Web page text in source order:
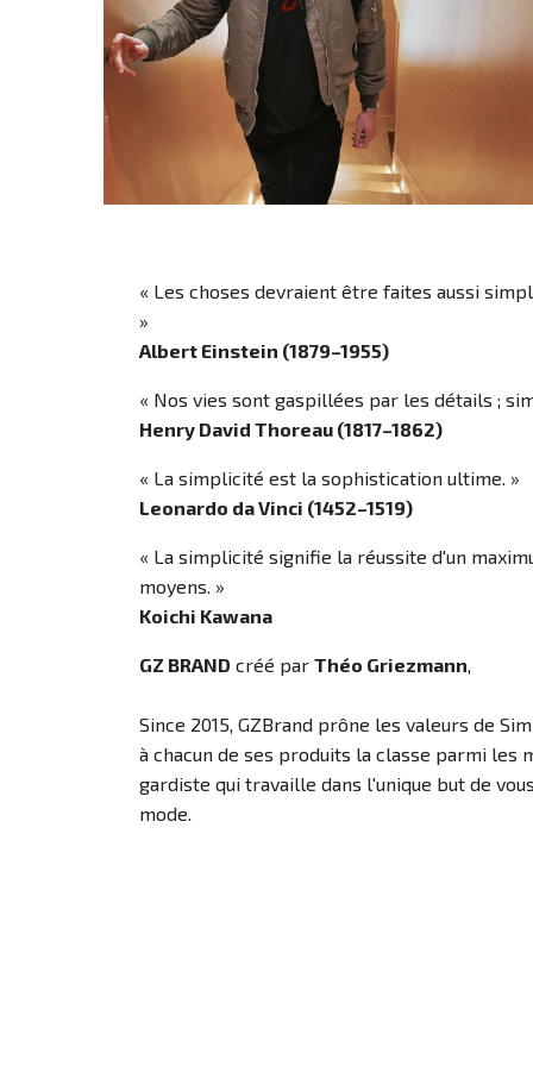
« Les choses devraient être faites aussi
»
Albert Einstein (1879–1955)
« Nos vies sont gaspillées par les détails ;
Henry David Thoreau (1817–1862)
« La simplicité est la sophistication ultime. »
Leonardo da Vinci (1452–1519)
« La simplicité signifie la réussite d'un
moyens. »
Koichi Kawana
GZ BRAND créé par Théo Griezmann,
Since 2015, GZBrand prône les valeurs de
à chacun de ses produits la classe parmi les
gardiste qui travaille dans l'unique but de
mode.